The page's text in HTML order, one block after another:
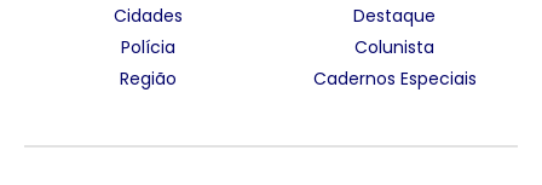
Cidades
Polícia
Região
Destaque
Colunista
Cadernos Especiais